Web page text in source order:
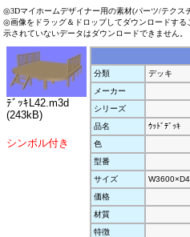
◎3Dマイホームデザイナー用の素材(パーツ/テクス
◎画像をドラッグ＆ドロップしてダウンロードす
示されていないデータはダウンロードできません。
ﾃﾞｯｷL42.m3d
(243kB)
シンボル付き
分類
デッキ
メーカー
シリーズ
品名
ｳｯﾄﾞﾃﾞｯｷ
色
型番
サイズ
価格
材質
特徴